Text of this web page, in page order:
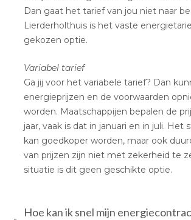
Dan gaat het tarief van jou niet naar
Lierderholthuis is het vaste
gekozen optie.
Variabel tarief
Ga jij voor het variabele tarief? Dan
energieprijzen en de voorwaarden
worden. Maatschappijen bepalen de
jaar, vaak is dat in januari en in juli. Het
kan goedkoper worden, maar ook
van prijzen zijn niet met zekerheid te
situatie is dit geen geschikte optie.
Hoe kan ik snel mijn